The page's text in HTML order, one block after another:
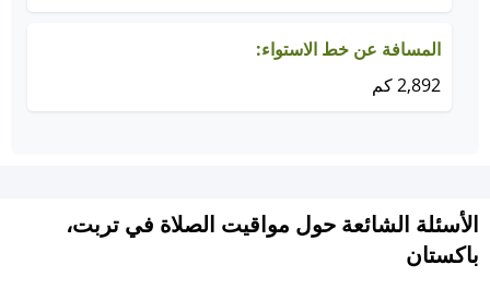
المسافة عن خط الاستواء:
2,892 كم
الأسئلة الشائعة حول مواقيت الصلاة في تربت،
باكستان